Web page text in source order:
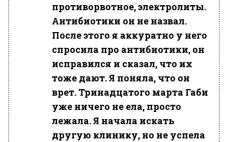
противорвотное, электролиты.
Антибиотики он не назвал.
После этого я аккуратно у него
спросила про антибиотики, он
исправился и сказал, что их
тоже дают. Я поняла, что он
врет. Тринадцатого марта Габи
уже ничего не ела, просто
лежала. Я начала искать
другую клинику, но не успела